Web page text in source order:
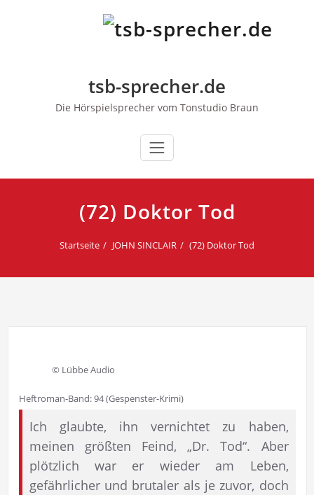
tsb-sprecher.de
Die Hörspielsprecher vom Tonstudio Braun
(72) Doktor Tod
Startseite JOHN SINCLAIR (72) Doktor Tod
© Lübbe Audio
Heftroman-Band: 94 (Gespenster-Krimi)
Ich glaubte, ihn vernichtet zu haben,
meinen größten Feind, „Dr. Tod“. Aber
plötzlich war er wieder am Leben,
gefährlicher und brutaler als je zuvor, doch